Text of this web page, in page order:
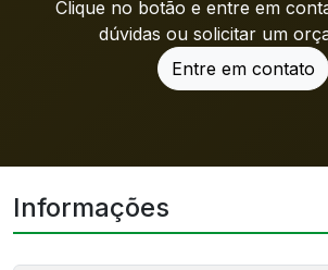
Clique no botão e entre em
dúvidas ou solicitar um
Entre em contato
Informações